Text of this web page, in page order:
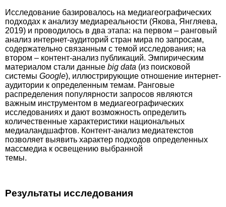
Исследование базировалось на медиагеографических
подходах к анализу медиареальности (Якова, Янгляева,
2019) и проводилось в два этапа: на первом – ранговый
анализ интернет-аудиторий стран мира по запросам,
содержательно связанным с темой исследования; на
втором – контент-анализ публикаций. Эмпирическим
материалом стали данные big data (из поисковой
системы Google), иллюстрирующие отношение интернет-
аудитории к определенным темам. Ранговые
распределения популярности запросов являются
важным инструментом в медиагеографических
исследованиях и дают возможность определить
количественные характерис­тики национальных
медиаландшафтов. Контент-анализ медиатекстов
позволяет выявить характер подходов определенных
массмедиа к освещению выбранной
темы.
Результаты исследования